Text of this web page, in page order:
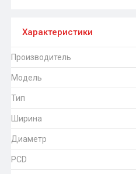
Характеристики
Производитель
Модель
Тип
Ширина
Диаметр
PCD